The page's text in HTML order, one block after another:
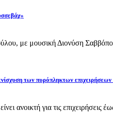
με μουσική Διονύση
των πυρόπληκτων
ανοικτή για τις επιχειρήσεις